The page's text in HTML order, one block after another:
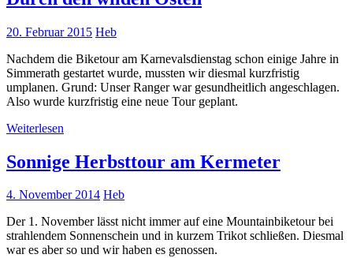
20. Februar 2015 Heb
Nachdem die Biketour am Karnevalsdienstag schon einige Jahre in
Simmerath gestartet wurde, mussten wir diesmal kurzfristig
umplanen. Grund: Unser Ranger war gesundheitlich angeschlagen.
Also wurde kurzfristig eine neue Tour geplant.
Weiterlesen
Sonnige Herbsttour am Kermeter
4. November 2014 Heb
Der 1. November lässt nicht immer auf eine Mountainbiketour bei
strahlendem Sonnenschein und in kurzem Trikot schließen. Diesmal
war es aber so und wir haben es genossen.